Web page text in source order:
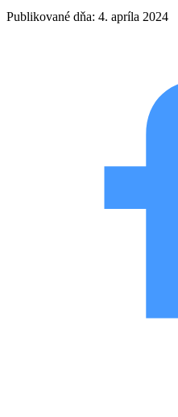
Publikované dňa: 4. apríla 2024